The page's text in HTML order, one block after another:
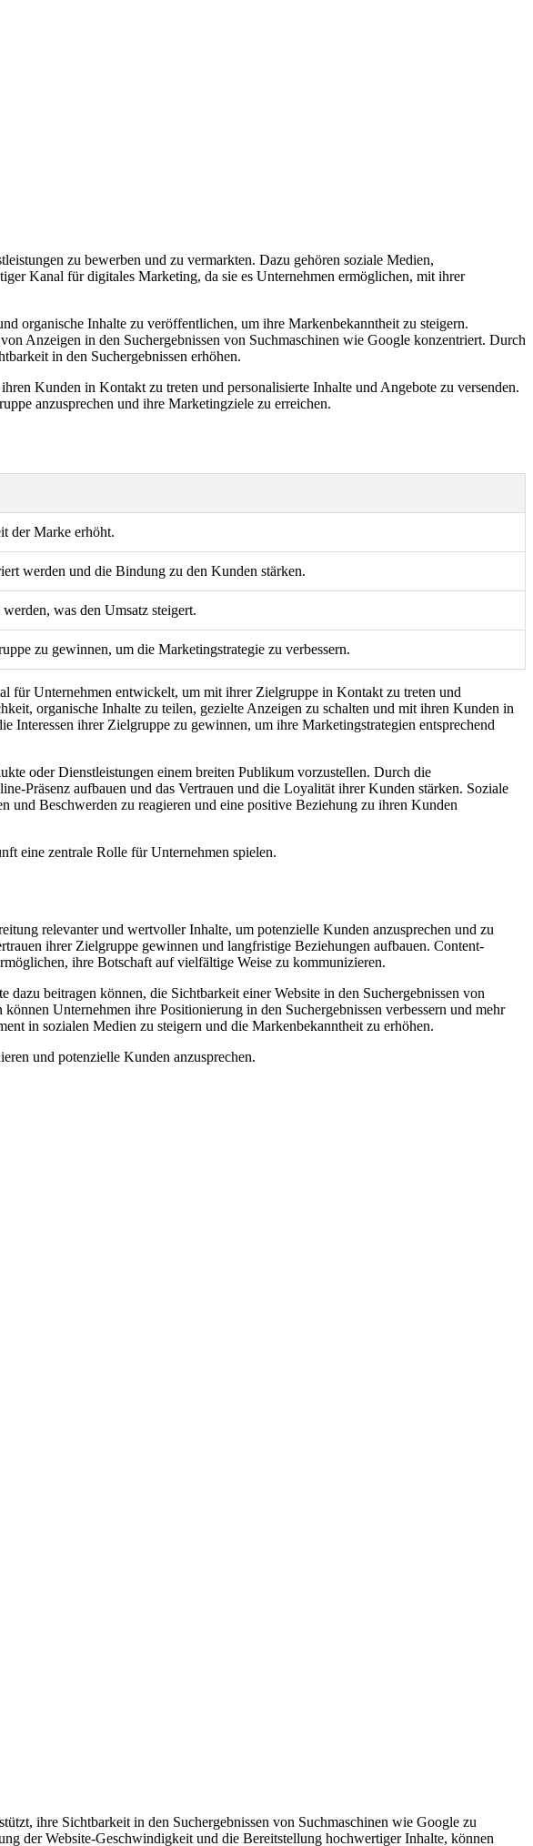
zu bewerben und zu vermarkten. Dazu gehören soziale Medien,
Kanal für digitales Marketing, da sie es Unternehmen ermöglichen, mit ihrer
organische Inhalte zu veröffentlichen, um ihre Markenbekanntheit zu steigern.
Anzeigen in den Suchergebnissen von Suchmaschinen wie Google konzentriert. Durch
in den Suchergebnissen erhöhen.
Kunden in Kontakt zu treten und personalisierte Inhalte und Angebote zu versenden.
anzusprechen und ihre Marketingziele zu erreichen.
der Marke erhöht.
werden und die Bindung zu den Kunden stärken.
was den Umsatz steigert.
zu gewinnen, um die Marketingstrategie zu verbessern.
für Unternehmen entwickelt, um mit ihrer Zielgruppe in Kontakt zu treten und
organische Inhalte zu teilen, gezielte Anzeigen zu schalten und mit ihren Kunden in
ihrer Zielgruppe zu gewinnen, um ihre Marketingstrategien entsprechend
oder Dienstleistungen einem breiten Publikum vorzustellen. Durch die
Präsenz aufbauen und das Vertrauen und die Loyalität ihrer Kunden stärken. Soziale
Beschwerden zu reagieren und eine positive Beziehung zu ihren Kunden
eine zentrale Rolle für Unternehmen spielen.
relevanter und wertvoller Inhalte, um potenzielle Kunden anzusprechen und zu
ihrer Zielgruppe gewinnen und langfristige Beziehungen aufbauen. Content-
ihre Botschaft auf vielfältige Weise zu kommunizieren.
beitragen können, die Sichtbarkeit einer Website in den Suchergebnissen von
Unternehmen ihre Positionierung in den Suchergebnissen verbessern und mehr
in sozialen Medien zu steigern und die Markenbekanntheit zu erhöhen.
und potenzielle Kunden anzusprechen.
ihre Sichtbarkeit in den Suchergebnissen von Suchmaschinen wie Google zu
der Website-Geschwindigkeit und die Bereitstellung hochwertiger Inhalte, können